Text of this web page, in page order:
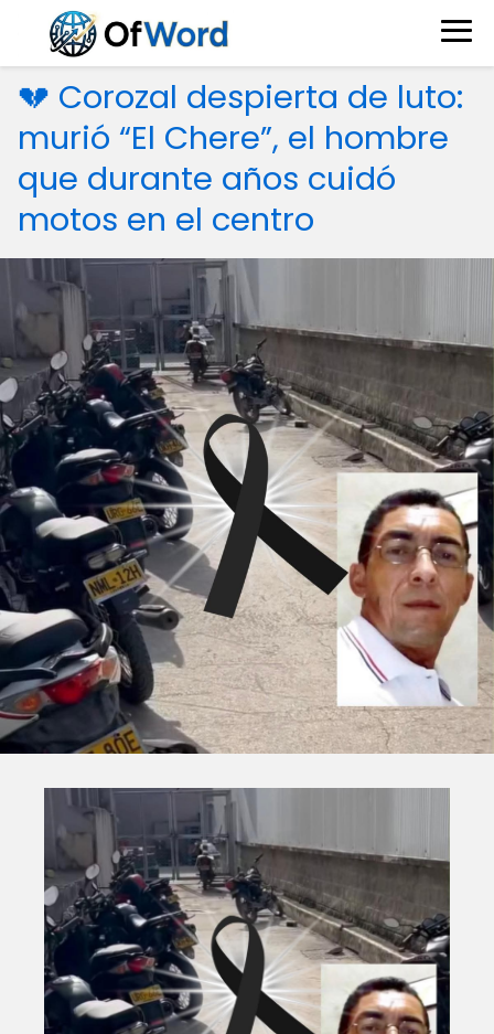
💔 Corozal despierta de luto:
murió “El Chere”, el hombre
que durante años cuidó
motos en el centro